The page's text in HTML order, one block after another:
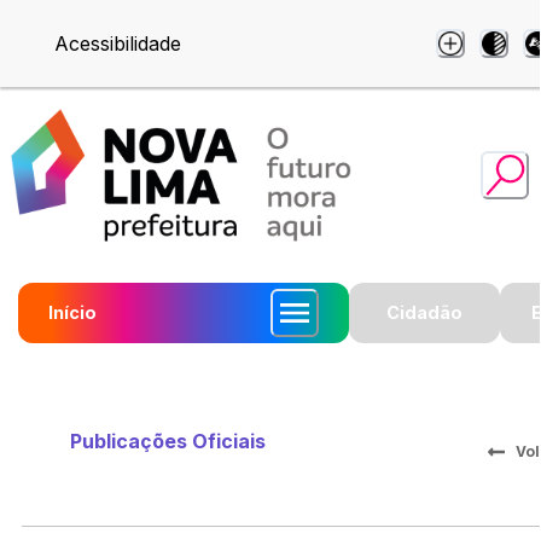
Acessibilidade
Início Cidadão
Publicações Oficiais